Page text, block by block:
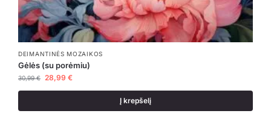
DEIMANTINĖS MOZAIKOS
Gėlės (su porėmiu)
30,99€ 28,99 €
Į krepšelį